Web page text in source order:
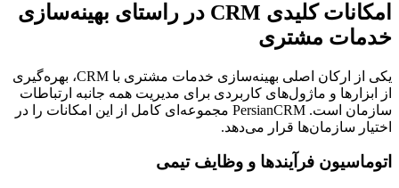
امکانات کلیدی CRM در راستای بهینه‌سازی
خدمات مشتری
یکی از ارکان اصلی بهینه‌سازی خدمات مشتری با CRM، بهره‌گیری
از ابزارها و ماژول‌های کاربردی برای مدیریت همه جانبه ارتباطات
سازمان است. PersianCRM مجموعه‌ای کامل از این امکانات را در
اختیار سازمان‌ها قرار می‌دهد.
اتوماسیون فرآیندها و وظایف تیمی